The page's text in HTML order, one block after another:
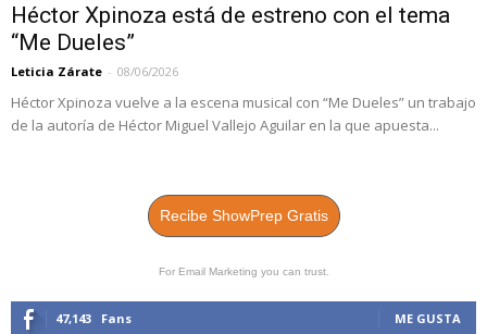
Héctor Xpinoza está de estreno con el tema
“Me Dueles”
Leticia Zárate - 08/06/2026
Héctor Xpinoza vuelve a la escena musical con “Me Dueles” un trabajo
de la autoría de Héctor Miguel Vallejo Aguilar en la que apuesta...
Recibe ShowPrep Gratis
For Email Marketing you can trust.
47,143 Fans ME GUSTA